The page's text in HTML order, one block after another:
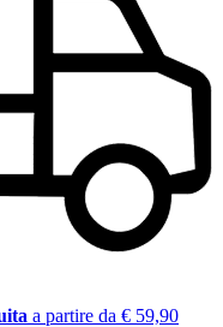
a partire da € 59,90